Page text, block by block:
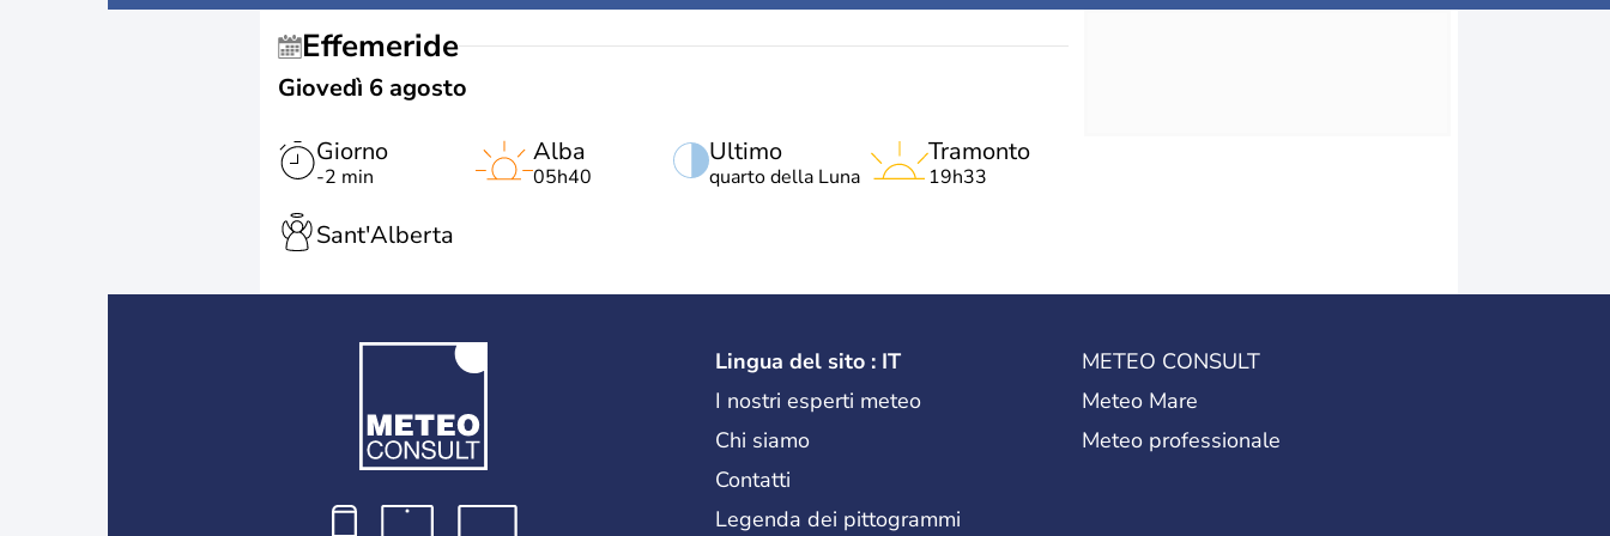
Effemeride
Giovedì 6 agosto
Giorno
-2 min
Ultimo
quarto della Luna
Alba
05h40
Tramonto
19h33
Sant'Alberta
Lingua del sito : IT
I nostri esperti meteo
Chi siamo
Contatti
Legenda dei pittogrammi
METEO CONSULT
Meteo Mare
Meteo professionale